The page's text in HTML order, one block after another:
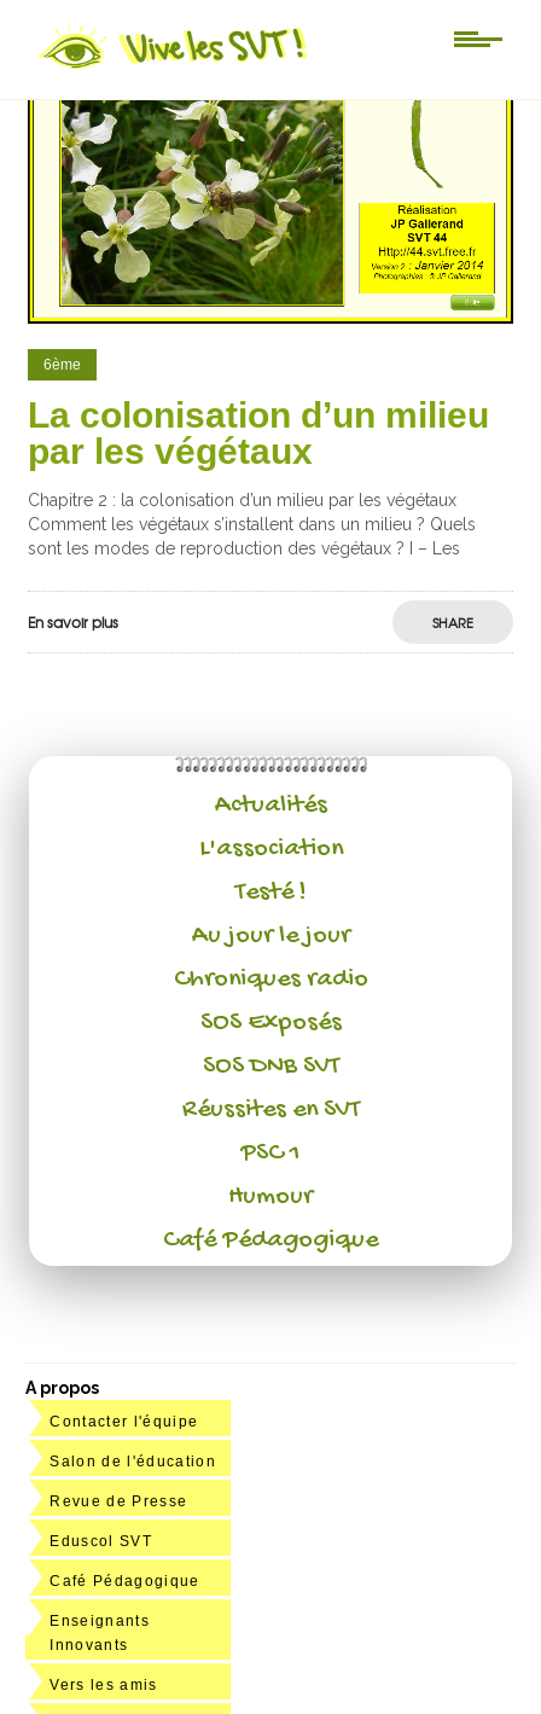
6ème
La colonisation d’un milieu
par les végétaux
Chapitre 2 : la colonisation d’un milieu par les végétaux
Comment les végétaux s’installent dans un milieu ? Quels
sont les modes de reproduction des végétaux ? I – Les
En savoir plus SHARE
Actualités
L'association
Testé !
Au jour le jour
Chroniques radio
SOS Exposés
SOS DNB SVT
Réussites en SVT
PSC 1
Humour
Café Pédagogique
A propos
Contacter l'équipe
Salon de l'éducation
Revue de Presse
Eduscol SVT
Café Pédagogique
Enseignants
Innovants
Vers les amis